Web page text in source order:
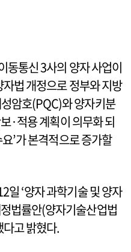
동통신 3사의 양자 사업이
법 개정으로 정부와 지방
암호(PQC)와 양자키분
·적용 계획이 의무화 되
’가 본격적으로 증가할
일 ‘양자 과학기술 및 양자
법률안(양자기술산업법
고 밝혔다.